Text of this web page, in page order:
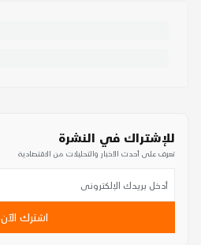
للإشتراك في النشرة
تعرف على أحدث الأخبار والتحليلات من الاقتصادية
اشترك الآن